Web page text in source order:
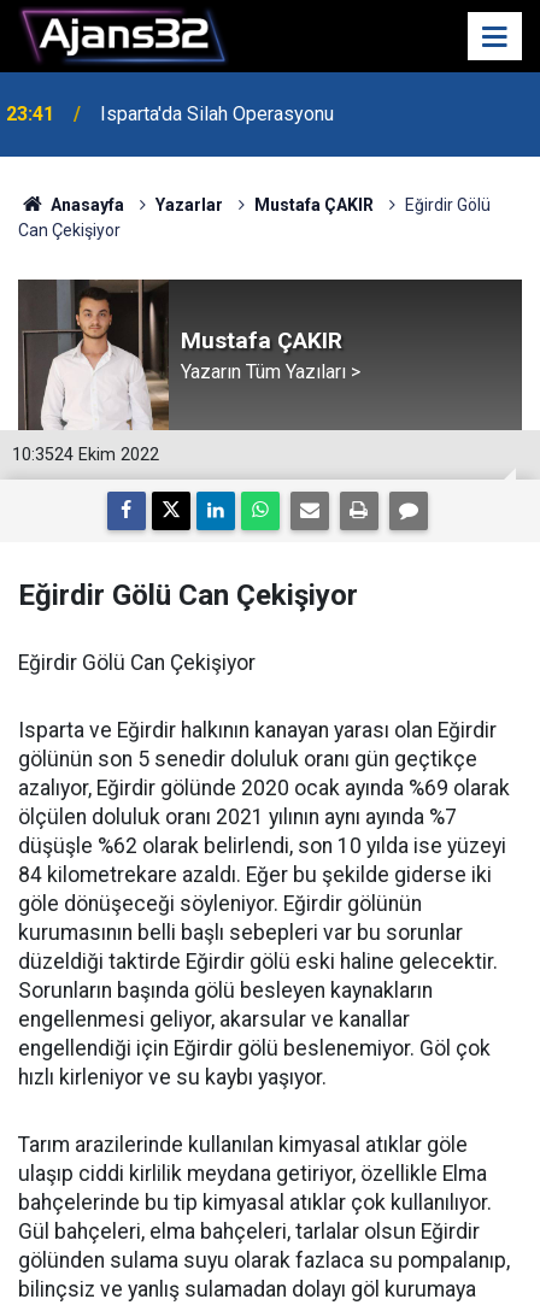
23:41 Isparta'da Silah Operasyonu
23:21 6 Mart Spor Salonu Yeniden Yükseliyor
Anasayfa Yazarlar Mustafa ÇAKIR
Eğirdir Gölü
Can Çekişiyor
Mustafa ÇAKIR
Yazarın Tüm Yazıları >
10:3524 Ekim 2022
Eğirdir Gölü Can Çekişiyor
Eğirdir Gölü Can Çekişiyor
Isparta ve Eğirdir halkının kanayan yarası olan Eğirdir
gölünün son 5 senedir doluluk oranı gün geçtikçe
azalıyor, Eğirdir gölünde 2020 ocak ayında %69 olarak
ölçülen doluluk oranı 2021 yılının aynı ayında %7
düşüşle %62 olarak belirlendi, son 10 yılda ise yüzeyi
84 kilometrekare azaldı. Eğer bu şekilde giderse iki
göle dönüşeceği söyleniyor. Eğirdir gölünün
kurumasının belli başlı sebepleri var bu sorunlar
düzeldiği taktirde Eğirdir gölü eski haline gelecektir.
Sorunların başında gölü besleyen kaynakların
engellenmesi geliyor, akarsular ve kanallar
engellendiği için Eğirdir gölü beslenemiyor. Göl çok
hızlı kirleniyor ve su kaybı yaşıyor.
Tarım arazilerinde kullanılan kimyasal atıklar göle
ulaşıp ciddi kirlilik meydana getiriyor, özellikle Elma
bahçelerinde bu tip kimyasal atıklar çok kullanılıyor.
Gül bahçeleri, elma bahçeleri, tarlalar olsun Eğirdir
gölünden sulama suyu olarak fazlaca su pompalanıp,
bilinçsiz ve yanlış sulamadan dolayı göl kurumaya